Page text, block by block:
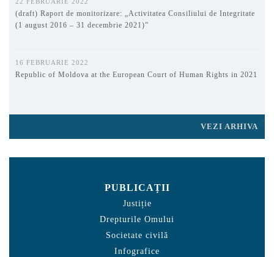
(draft) Raport de monitorizare: „Activitatea Consiliului de Integritate
(1 august 2016 – 31 decembrie 2021)”
16 FEBRUARIE 2022
Republic of Moldova at the European Court of Human Rights in 2021
VEZI ARHIVA
PUBLICAȚII
Justiție
Drepturile Omului
Societate civilă
Infografice